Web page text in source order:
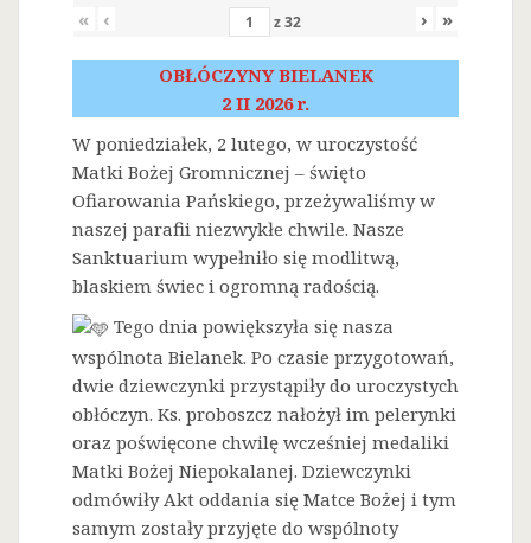
« ‹ z32 › »
OBŁÓCZYNY BIELANEK
2 II 2026 r.
W poniedziałek, 2 lutego, w uroczystość
Matki Bożej Gromnicznej – święto
Ofiarowania Pańskiego, przeżywaliśmy w
naszej parafii niezwykłe chwile. Nasze
Sanktuarium wypełniło się modlitwą,
blaskiem świec i ogromną radością.
Tego dnia powiększyła się nasza
wspólnota Bielanek. Po czasie przygotowań,
dwie dziewczynki przystąpiły do uroczystych
obłóczyn. Ks. proboszcz nałożył im pelerynki
oraz poświęcone chwilę wcześniej medaliki
Matki Bożej Niepokalanej. Dziewczynki
odmówiły Akt oddania się Matce Bożej i tym
samym zostały przyjęte do wspólnoty